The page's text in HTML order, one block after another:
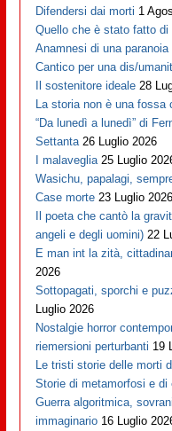
Difendersi dai morti 1
Quello che è stato fatto di
Anamnesi di una paranoia
Cantico per una dis/
Il sostenitore ideale 28
La storia non è una fossa
“Da lunedì a lunedì” di
Settanta 26 Luglio 2026
I malaveglia 25 Luglio
Wasichu, papalagi,
Case morte 23 Luglio 2026
Il poeta che cantò la
angeli e degli uomini) 22
E man int la zità,
2026
Sottopagati, sporchi e
Luglio 2026
Nostalgie horror
riemersioni perturbanti 19
Le tristi storie delle morti
Storie di metamorfosi e di
Guerra algoritmica,
immaginario 16 Luglio